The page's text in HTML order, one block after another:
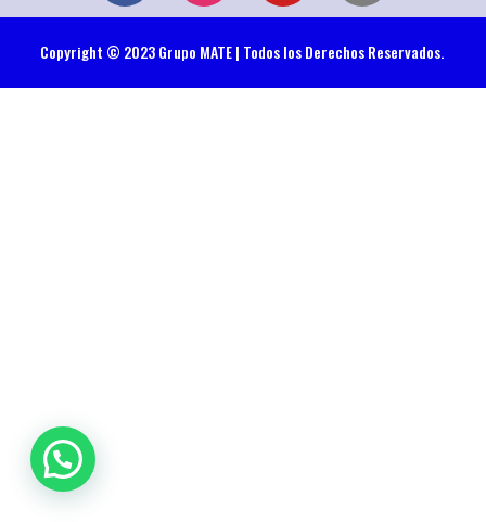
Copyright © 2023 Grupo MATE | Todos los Derechos Reservados.